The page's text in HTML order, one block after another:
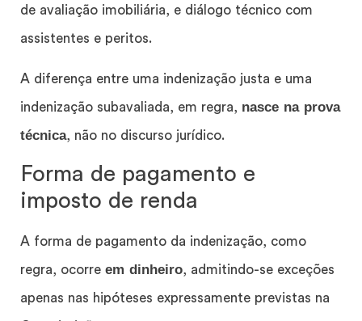
de avaliação imobiliária, e diálogo técnico com
assistentes e peritos.
A diferença entre uma indenização justa e uma
indenização subavaliada, em regra, nasce na prova
técnica, não no discurso jurídico.
Forma de pagamento e
imposto de renda
A forma de pagamento da indenização, como
regra, ocorre em dinheiro, admitindo-se exceções
apenas nas hipóteses expressamente previstas na